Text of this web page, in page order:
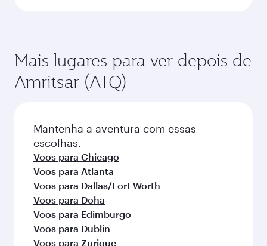
Mais lugares para ver depois de
Amritsar (ATQ)
Mantenha a aventura com essas
escolhas.
Voos para Chicago
Voos para Atlanta
Voos para Dallas/Fort Worth
Voos para Doha
Voos para Edimburgo
Voos para Dublin
Voos para Zurique